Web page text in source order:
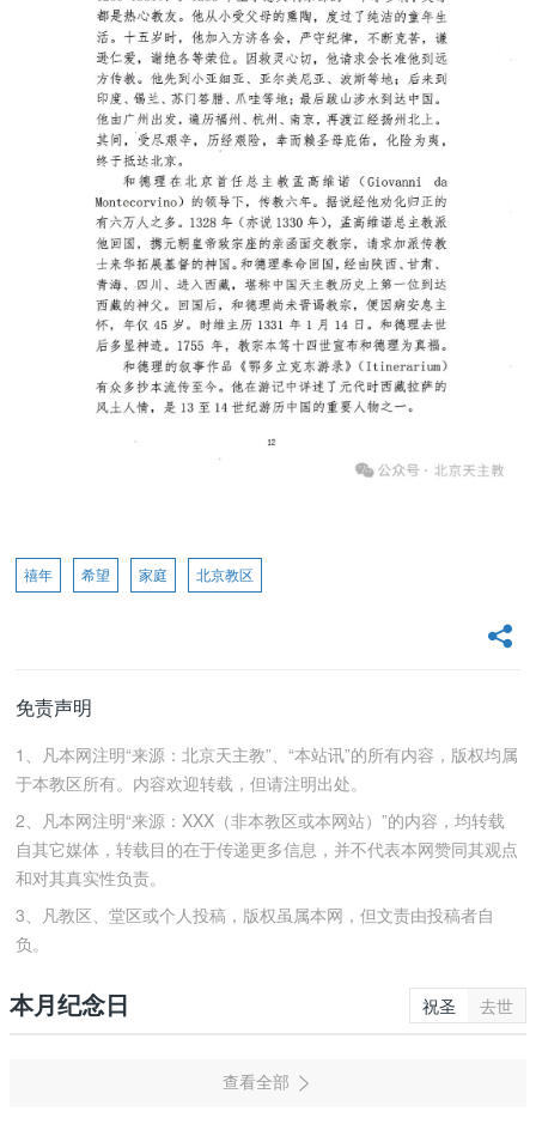
禧年 希望 家庭 北京教区
免责声明
1、凡本网注明“来源：北京天主教”、“本站讯”的所有内容，版权均属
于本教区所有。内容欢迎转载，但请注明出处。
2、凡本网注明“来源：XXX（非本教区或本网站）”的内容，均转载
自其它媒体，转载目的在于传递更多信息，并不代表本网赞同其观点
和对其真实性负责。
3、凡教区、堂区或个人投稿，版权虽属本网，但文责由投稿者自
负。
本月纪念日 祝圣 去世